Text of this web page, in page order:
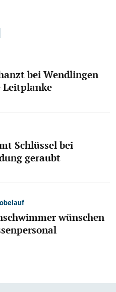
bei Wendlingen
Leitplanke
Schlüssel bei
geraubt
wünschen